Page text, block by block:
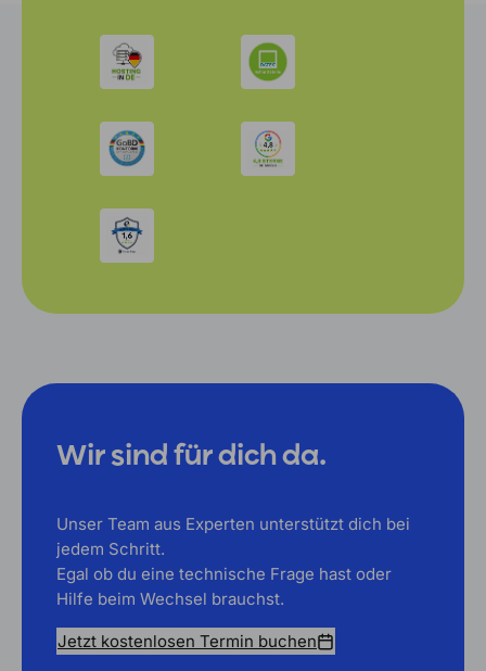
Wir sind für dich da.
Unser Team aus Experten unterstützt dich bei
jedem Schritt.
Egal ob du eine technische Frage hast oder
Hilfe beim Wechsel brauchst.
Jetzt kostenlosen Termin buchen